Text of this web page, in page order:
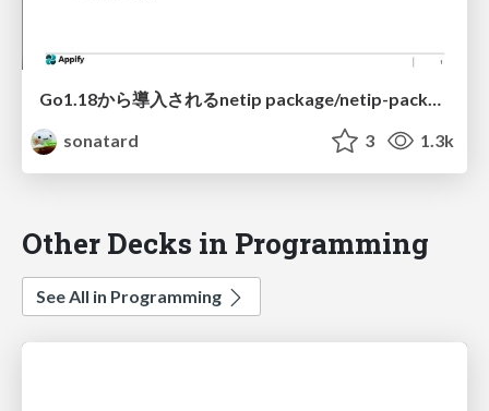
Go1.18から導入されるnetip package/netip-package
sonatard
3 1.3k
Other Decks in Programming
See All in Programming